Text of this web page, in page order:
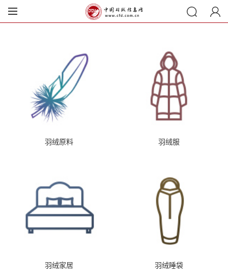
羽绒原料 羽绒服
羽绒家居 羽绒睡袋